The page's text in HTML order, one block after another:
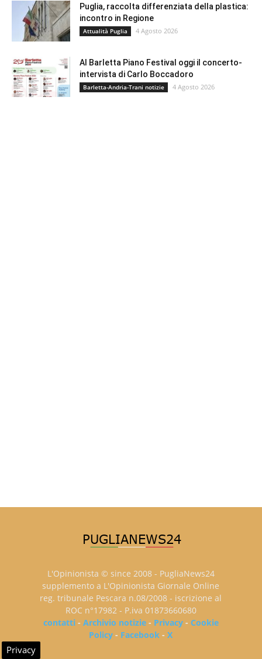
Puglia, raccolta differenziata della plastica:
incontro in Regione
Attualità Puglia 4 Agosto 2026
Al Barletta Piano Festival oggi il concerto-
intervista di Carlo Boccadoro
Barletta-Andria-Trani notizie 4 Agosto 2026
L'Opinionista © since 2008 - PugliaNews24
supplemento a L'Opinionista Giornale Online
reg. tribunale Pescara n.08/2008 - iscrizione al
ROC n°17982 - P.iva 01873660680
contatti- Archivio notizie- Privacy- Cookie
Policy - Facebook -X
Privacy